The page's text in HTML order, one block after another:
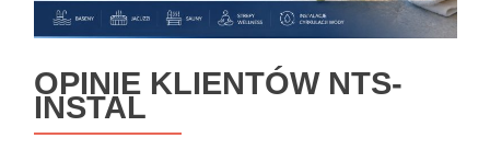
OPINIE KLIENTÓW NTS-
INSTAL